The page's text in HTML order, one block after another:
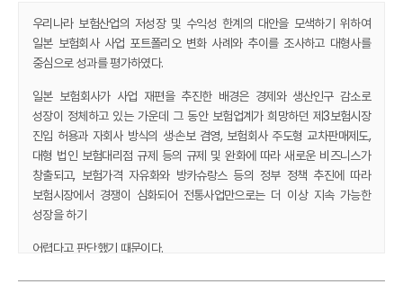
우리나라 보험산업의 저성장 및 수익성 한계의 대안을 모색하기 위하여
일본 보험회사 사업 포트폴리오 변화 사례와 추이를 조사하고 대형사를
중심으로 성과를 평가하였다.
일본 보험회사가 사업 재편을 추진한 배경은 경제와 생산인구 감소로
성장이 정체하고 있는 가운데 그 동안 보험업계가 희망하던 제3보험시장
진입 허용과 자회사 방식의 생·손보 겸영, 보험회사 주도형 교차판매제도,
대형 법인 보험대리점 규제 등의 규제 및 완화에 따라 새로운 비즈니스가
창출되고, 보험가격 자유화와 방카슈랑스 등의 정부 정책 추진에 따라
보험시장에서 경쟁이 심화되어 전통사업만으로는 더 이상 지속 가능한
성장을 하기
어렵다고 판단했기 때문이다.
이에 일본 손보재팬과 다이이치생명 등의 대형사들은 전통 보험사업